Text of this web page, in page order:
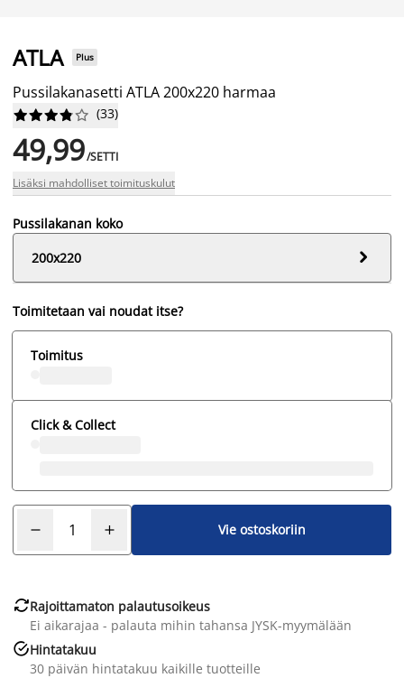
ATLA Plus
Pussilakanasetti ATLA 200x220 harmaa





 (33)
49,99/SETTI
Lisäksi mahdolliset toimituskulut
Pussilakanan koko
200x220

Toimitetaan vai noudat itse?
Toimitus
Click & Collect
Vie ostoskoriin
Rajoittamaton palautusoikeus
Ei aikarajaa - palauta mihin tahansa JYSK-myymälään
Hintatakuu
30 päivän hintatakuu kaikille tuotteille